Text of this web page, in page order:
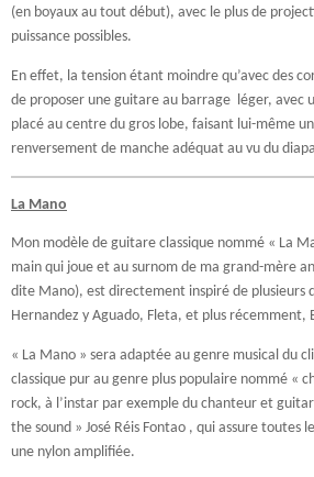
(en boyaux au tout début), avec le plus de
puissance possibles.
En effet, la tension étant moindre qu’avec des
de proposer une guitare au barrage léger, avec
placé au centre du gros lobe, faisant lui-même
renversement de manche adéquat au vu du
La Mano
Mon modèle de guitare classique nommé « La
main qui joue et au surnom de ma grand-mère
dite Mano), est directement inspiré de plusieurs
Hernandez y Aguado, Fleta, et plus récemment,
« La Mano » sera adaptée au genre musical du
classique pur au genre plus populaire nommé «
rock, à l’instar par exemple du chanteur et
the sound » José Réis Fontao , qui assure toutes
une nylon amplifiée.